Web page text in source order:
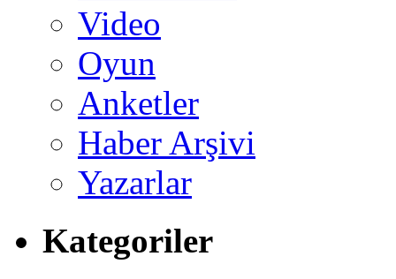
Video
Oyun
Anketler
Haber Arşivi
Yazarlar
Kategoriler